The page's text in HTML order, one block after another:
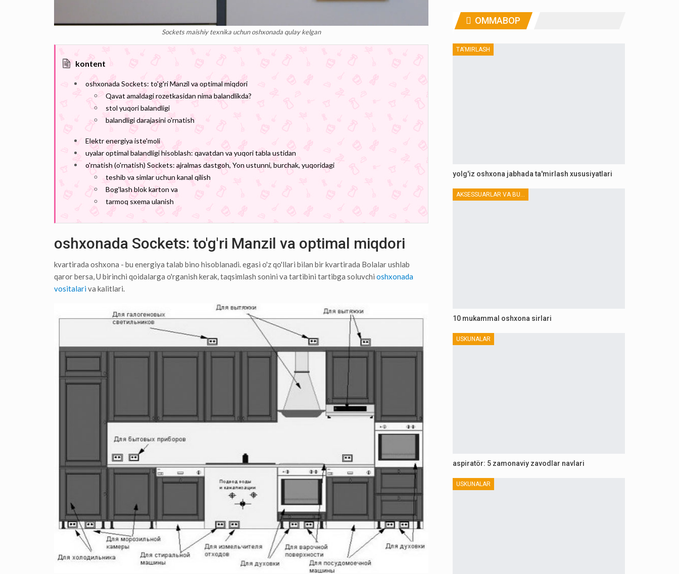
Sockets maishiy texnika uchun oshxonada qulay kelgan
kontent
oshxonada Sockets: to'g'ri Manzil va optimal miqdori
Qavat amaldagi rozetkasidan nima balandlikda?
stol yuqori balandligi
balandligi darajasini o'rnatish
Elektr energiya iste'moli
uyalar optimal balandligi hisoblash: qavatdan va yuqori tabla ustidan
o'rnatish (o'rnatish) Sockets: ajralmas dastgoh, Yon ustunni, burchak, yuqoridagi
teshib va ​​simlar uchun kanal qilish
Bog'lash blok karton va
tarmoq sxema ulanish
oshxonada Sockets: to'g'ri Manzil va optimal miqdori
kvartirada oshxona - bu energiya talab bino hisoblanadi. egasi o'z qo'llari bilan bir kvartirada Bolalar ushlab
qaror bersa, U birinchi qoidalarga o'rganish kerak, taqsimlash sonini va tartibini tartibga soluvchi oshxonada
vositalariva kalitlari.
OMMABOP
TA'MIRLASH
yolg'iz oshxona jabhada ta'mirlash xususiyatlari
10 mukammal oshxona sirlari
USKUNALAR
aspiratör: 5 zamonaviy zavodlar navlari
USKUNALAR